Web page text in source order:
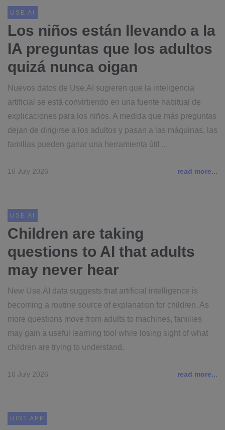
USE.AI
Los niños están llevando a la
IA preguntas que los adultos
quizá nunca oigan
Nuevos datos de Use.AI sugieren que la inteligencia
artificial se está convirtiendo en una fuente habitual de
explicaciones para los niños. A medida que más preguntas
dejan de dirigirse a los adultos y pasan a las máquinas, las
familias pueden ganar una herramienta útil ...
16 July 2026 read more...
USE.AI
Children are taking
questions to AI that adults
may never hear
New Use.AI data suggests that artificial intelligence is
becoming a routine source of explanation for children. As
more questions move from adults to machines, families
may gain a useful learning tool while losing sight of what
children are trying to understand.
16 July 2026 read more...
HINT APP